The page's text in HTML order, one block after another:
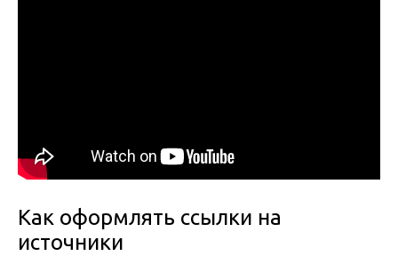
Как оформлять ссылки на
источники